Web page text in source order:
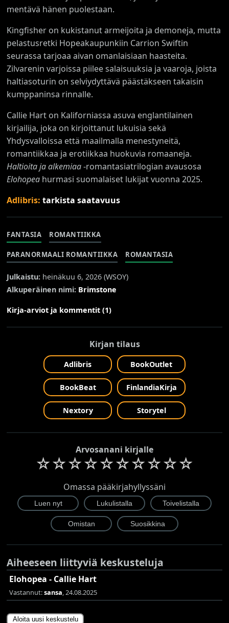
mentävä hänen puolestaan.
Kingfisher on kukistanut armeijoita ja demoneja, mutta
pelastusretki Hopeakaupunkiin Carrion Swiftin
seurassa tarjoaa aivan omanlaisiaan haasteita.
Zilvarenin varjoissa piilee salaisuuksia ja vaaroja, joista
haltiasoturin on selviydyttävä päästäkseen takaisin
kumppaninsa rinnalle.
Callie Hart on Kaliforniassa asuva englantilainen
kirjailija, joka on kirjoittanut lukuisia sekä
Yhdysvalloissa että maailmalla menestyneitä,
romantiikkaa ja erotiikkaa huokuvia romaaneja.
Haltioita ja alkemiaa-romantasiatrilogian avausosa
Elohopea hurmasi suomalaiset lukijat vuonna 2025.
Adlibris:tarkista saatavuus
FANTASIA ROMANTIIKKA
PARANORMAALI ROMANTIIKKA ROMANTASIA
Julkaistu: heinäkuu 6, 2026 (WSOY)
Alkuperäinen nimi: Brimstone
Kirja-arviot ja kommentit (1)
Kirjan tilaus
Adlibris BookOutlet
BookBeat FinlandiaKirja
Nextory Storytel
Arvosanani kirjalle
☆☆☆☆☆☆☆☆☆☆
Omassa pääkirjahyllyssäni
Aiheeseen liittyviä keskusteluja
Elohopea - Callie Hart
Vastannut:sansa , 24.08.2025
Aloita uusi keskustelu